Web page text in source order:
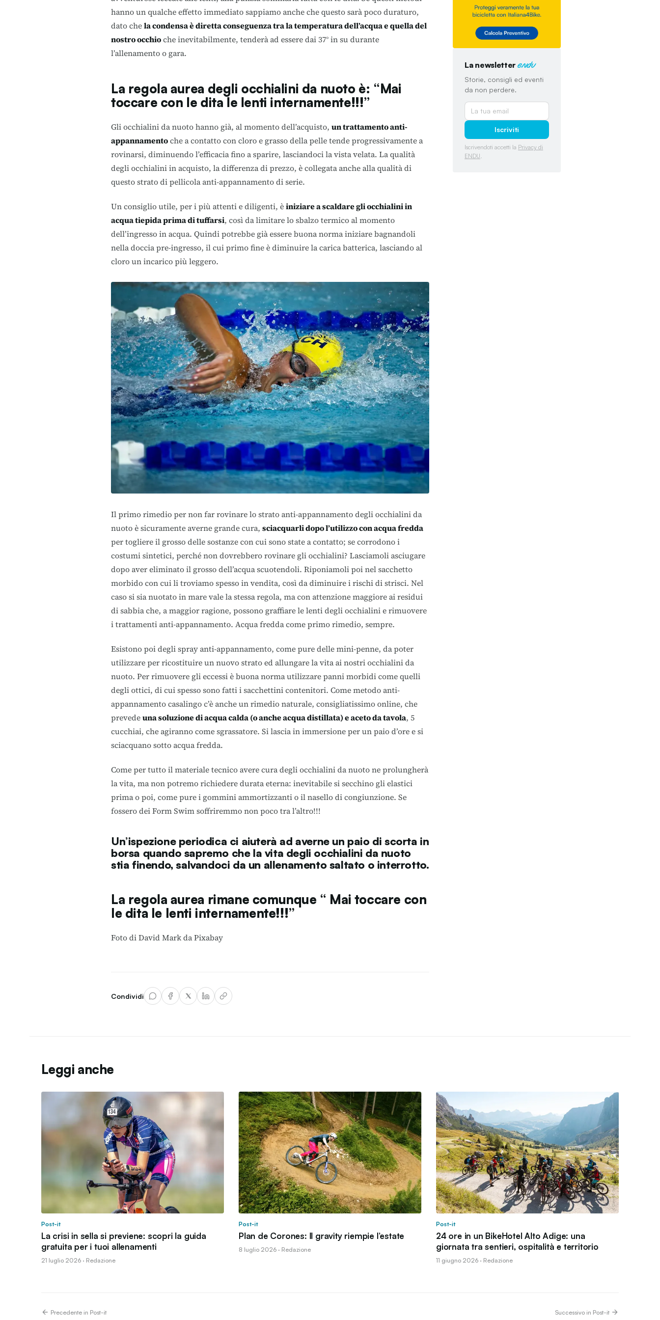
hanno un qualche effetto immediato sappiamo anche che questo sarà poco duraturo,
dato chela condensa è diretta conseguenza tra la temperatura dell’acqua e quella del
nostro occhioche inevitabilmente, tenderà ad essere dai 37° in su durante
l’allenamento o gara.
La regola aurea degli occhialini da nuoto è: “Mai
toccare con le dita le lenti internamente!!!”
Gli occhialini da nuoto hanno già, al momento dell’acquisto, un trattamento anti-
appannamentoche a contatto con cloro e grasso della pelle tende progressivamente a
rovinarsi, diminuendo l’efficacia fino a sparire, lasciandoci la vista velata. La qualità
degli occhialini in acquisto, la differenza di prezzo, è collegata anche alla qualità di
questo strato di pellicola anti-appannamento di serie.
Un consiglio utile, per i più attenti e diligenti, èiniziare a scaldare gli occhialini in
acqua tiepida prima di tuffarsi, così da limitare lo sbalzo termico al momento
dell’ingresso in acqua. Quindi potrebbe già essere buona norma iniziare bagnandoli
nella doccia pre-ingresso, il cui primo fine è diminuire la carica batterica, lasciando al
cloro un incarico più leggero.
Il primo rimedio per non far rovinare lo strato anti-appannamento degli occhialini da
nuoto è sicuramente averne grande cura, sciacquarli dopo l’utilizzo con acqua fredda
per togliere il grosso delle sostanze con cui sono state a contatto; se corrodono i
costumi sintetici, perché non dovrebbero rovinare gli occhialini? Lasciamoli asciugare
dopo aver eliminato il grosso dell’acqua scuotendoli. Riponiamoli poi nel sacchetto
morbido con cui li troviamo spesso in vendita, così da diminuire i rischi di strisci. Nel
caso si sia nuotato in mare vale la stessa regola, ma con attenzione maggiore ai residui
di sabbia che, a maggior ragione, possono graffiare le lenti degli occhialini e rimuovere
i trattamenti anti-appannamento. Acqua fredda come primo rimedio, sempre.
Esistono poi degli spray anti-appannamento, come pure delle mini-penne, da poter
utilizzare per ricostituire un nuovo strato ed allungare la vita ai nostri occhialini da
nuoto. Per rimuovere gli eccessi è buona norma utilizzare panni morbidi come quelli
degli ottici, di cui spesso sono fatti i sacchettini contenitori. Come metodo anti-
appannamento casalingo c’è anche un rimedio naturale, consigliatissimo online, che
prevedeuna soluzione di acqua calda (o anche acqua distillata) e aceto da tavola, 5
cucchiai, che agiranno come sgrassatore. Si lascia in immersione per un paio d’ore e si
sciacquano sotto acqua fredda.
Come per tutto il materiale tecnico avere cura degli occhialini da nuoto ne prolungherà
la vita, ma non potremo richiedere durata eterna: inevitabile si secchino gli elastici
prima o poi, come pure i gommini ammortizzanti o il nasello di congiunzione. Se
fossero dei Form Swim soffriremmo non poco tra l’altro!!!
Un’ispezione periodica ci aiuterà ad averne un paio di scorta in
borsa quando sapremo che la vita degli occhialini da nuoto
stia finendo, salvandoci da un allenamento saltato o interrotto.
La regola aurea rimane comunque “ Mai toccare con
le dita le lenti internamente!!!”
Foto diDavid MarkdaPixabay
La newsletter endu
Storie, consigli ed eventi
da non perdere.
Iscriviti
Iscrivendoti accetti la Privacy di
ENDU
Condividi
Leggi anche
Post-it
La crisi in sella si previene: scopri la guida
gratuita per i tuoi allenamenti
21 luglio 2026 · Redazione
Post-it
Plan de Corones: Il gravity riempie l’estate
8 luglio 2026 · Redazione
Post-it
24 ore in un BikeHotel Alto Adige: una
giornata tra sentieri, ospitalità e territorio
11 giugno 2026 · Redazione
Precedente in Post-it Successivo in Post-it